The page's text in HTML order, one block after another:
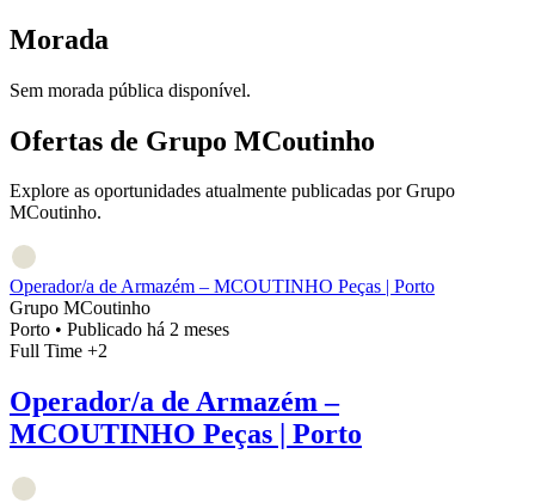
Morada
Sem morada pública disponível.
Ofertas de Grupo MCoutinho
Explore as oportunidades atualmente publicadas por Grupo
MCoutinho.
Operador/a de Armazém – MCOUTINHO Peças | Porto
Grupo MCoutinho
Porto • Publicado há 2 meses
Full Time +2
Operador/a de Armazém –
MCOUTINHO Peças | Porto